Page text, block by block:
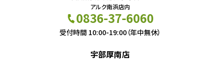
アルク南浜店内
0836-37-6060
受付時間 10:00-19:00（年中無休）
宇部厚南店